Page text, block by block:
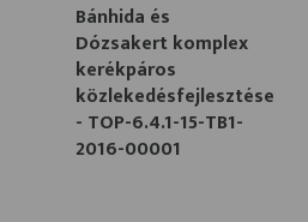
Bánhida és
Dózsakert komplex
kerékpáros
közlekedésfejlesztése
- TOP-6.4.1-15-TB1-
2016-00001